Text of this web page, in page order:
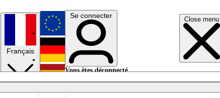
Close menu
Français
English
Deutsch
Se connecter
Vous êtes déconnecté.